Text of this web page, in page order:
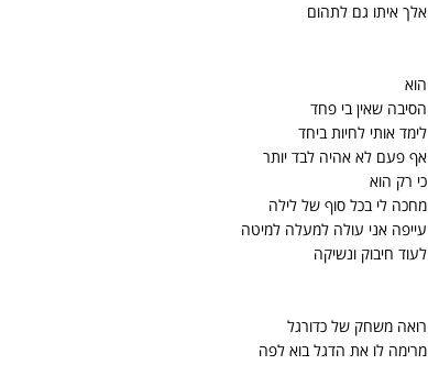
אלך איתו גם לתהום
הוא
הסיבה שאין בי פחד
לימד אותי לחיות ביחד
אף פעם לא אהיה לבד יותר
כי רק הוא
מחכה לי בכל סוף של לילה
עייפה אני עולה למעלה למיטה
לעוד חיבוק ונשיקה
רואה משחק של כדורגל
מרימה לו את הדגל בוא לפה